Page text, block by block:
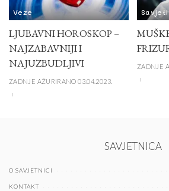
Veze
LJUBAVNI HOROSKOP –
NAJZABAVNIJI I
NAJUZBUDLJIVI
ZADNJE AŽURIRANO 03.04.2023.
Savjeti
ZADNJE
SAVJETNICA
O SAVJETNICI
KONTAKT